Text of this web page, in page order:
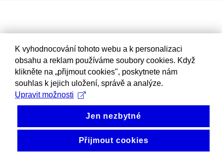
K vyhodnocování tohoto webu a k personalizaci
obsahu a reklam používáme soubory cookies. Když
klikněte na „přijmout cookies", poskytnete nám
souhlas k jejich uložení, správě a analýze.
Upravit možnosti
Jen nezbytné
Přijmout cookies